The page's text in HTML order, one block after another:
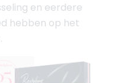
en eerdere
hebben op het